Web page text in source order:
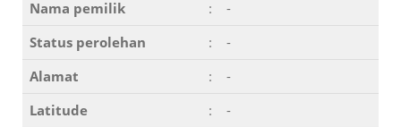
Nama pemilik :
-
Status perolehan
:
-
Alamat
:
-
Latitude
:
-